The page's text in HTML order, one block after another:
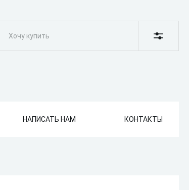
НАПИСАТЬ НАМ КОНТАКТЫ